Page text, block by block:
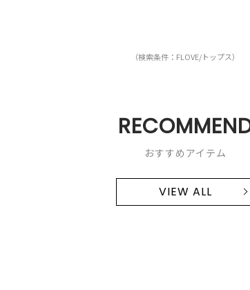
（検索条件：FLOVE/トップス）
おすすめアイテム
VIEW ALL